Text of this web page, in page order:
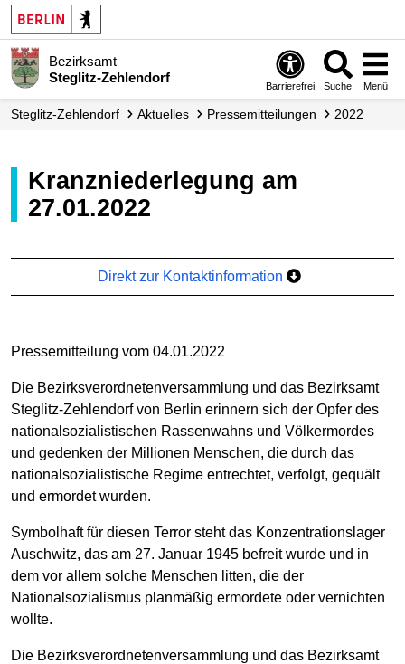
Bezirksamt
Steglitz-Zehlendorf
Barrierefrei Suche Menü
Steglitz-Zehlendorf Aktuelles Presse­mitteilungen 2022
Kranzniederlegung am
27.01.2022
Direkt zur Kontaktinformation
Pressemitteilung vom 04.01.2022
Die Bezirksverordnetenversammlung und das Bezirksamt
Steglitz-Zehlendorf von Berlin erinnern sich der Opfer des
nationalsozialistischen Rassenwahns und Völkermordes
und gedenken der Millionen Menschen, die durch das
nationalsozialistische Regime entrechtet, verfolgt, gequält
und ermordet wurden.
Symbolhaft für diesen Terror steht das Konzentrationslager
Auschwitz, das am 27. Januar 1945 befreit wurde und in
dem vor allem solche Menschen litten, die der
Nationalsozialismus planmäßig ermordete oder vernichten
wollte.
Die Bezirksverordnetenversammlung und das Bezirksamt